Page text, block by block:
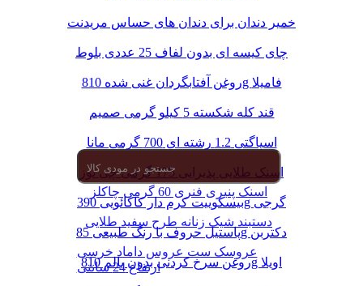
اسنک پنیری فنری 60 گرمی چاکلز
دستبند شیک زنانه طرح سفید طلایی
عروسک ست عروس داماد خرسی
ارتفاع 24 سانتی
خمیر دندان برای دندان های حساس مریدنت
چای کیسه ای بدون لفاف 25 عددی بلوط
روغن آفتابگردان غنی شده 810g فامیلا
قند کله شکسته 5 کیلو گرمی صمیم
اسپاگتی 1.2 رشته ای 700 گرمی مانا
اسنک طلایی پذیرایی 175 گرمی چی توز
بیسکوییت کرم دار کاکائویی 390g گرجی
پاستیل حروف با رنگ طبیعی 85g دکتربن
روغن سرخ کردنی بدون پالم 810g اویلا